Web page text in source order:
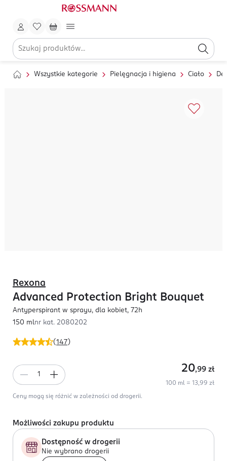
Wszystkie kategorie Pielęgnacja i higiena Ciało
(147)
Rexona
Advanced Protection Bright Bouquet
Antyperspirant w sprayu, dla kobiet, 72h
150 mlnr kat. 2080202
20,99 zł
100 ml = 13,99 zł
Ceny mogą się różnić w zależności od drogerii.
Możliwości zakupu produktu
Dostępność w drogerii
Nie wybrano drogerii